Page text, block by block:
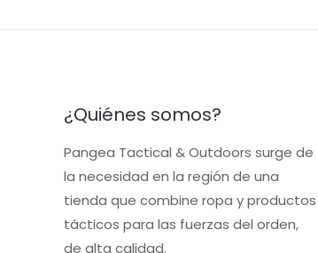
¿Quiénes somos?
Pangea Tactical & Outdoors surge de
la necesidad en la región de una
tienda que combine ropa y productos
tácticos para las fuerzas del orden,
de alta calidad.